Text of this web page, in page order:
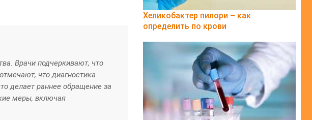
Врачи подчеркивают, что
что диагностика
делает раннее обращение за
меры, включая
Хеликобактер пилори – как
определить по крови